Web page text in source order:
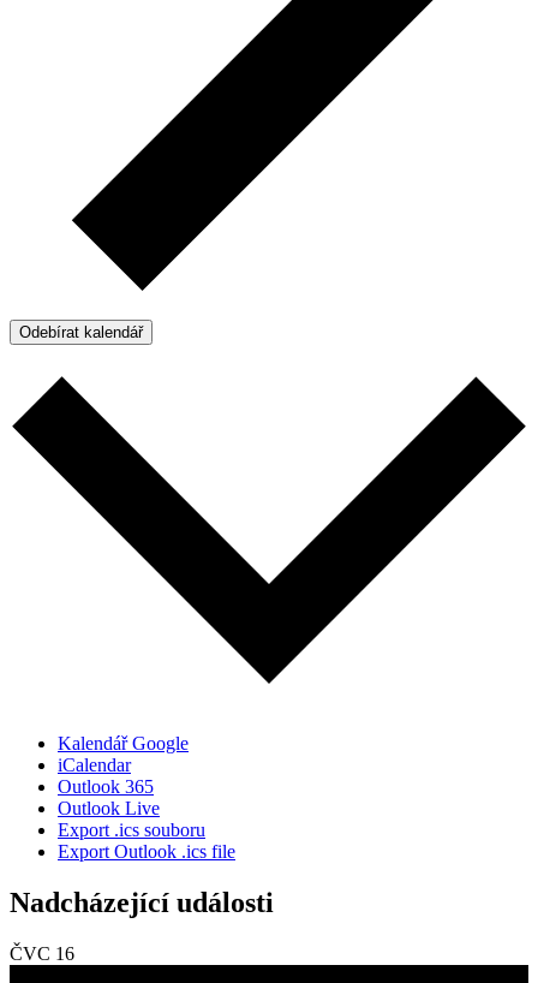
Odebírat kalendář
Kalendář Google
iCalendar
Outlook 365
Outlook Live
Export .ics souboru
Export Outlook .ics file
Nadcházející události
ČVC 16